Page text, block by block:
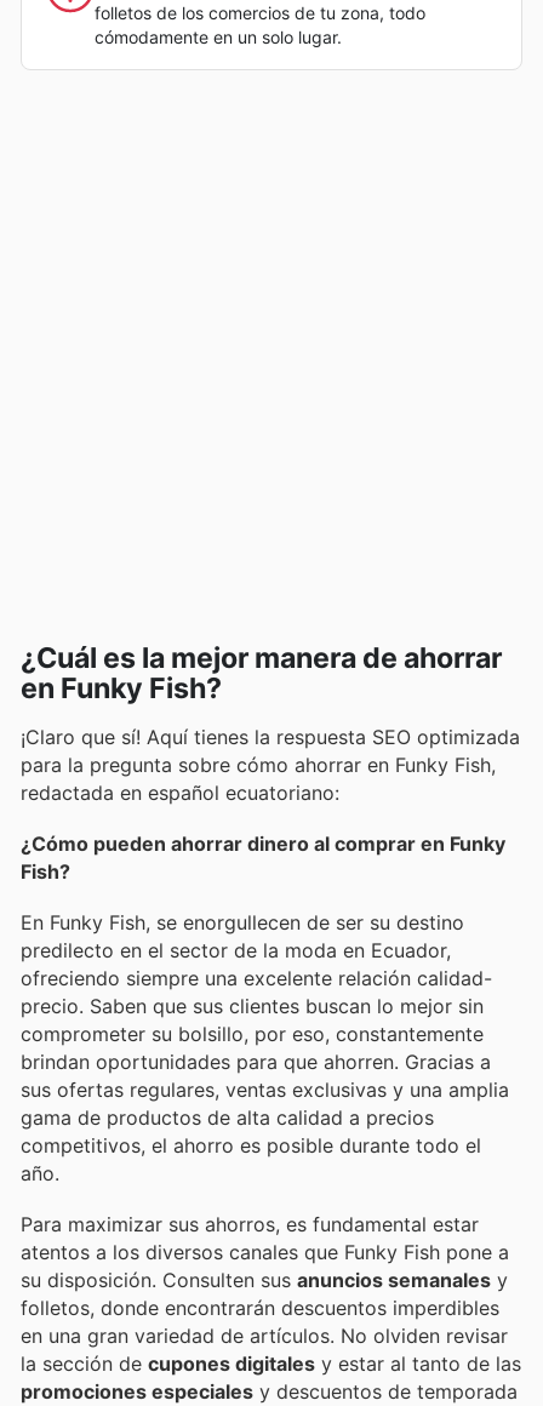
folletos de los comercios de tu zona, todo
cómodamente en un solo lugar.
¿Cuál es la mejor manera de ahorrar
en Funky Fish?
¡Claro que sí! Aquí tienes la respuesta SEO optimizada
para la pregunta sobre cómo ahorrar en Funky Fish,
redactada en español ecuatoriano:
¿Cómo pueden ahorrar dinero al comprar en Funky
Fish?
En Funky Fish, se enorgullecen de ser su destino
predilecto en el sector de la moda en Ecuador,
ofreciendo siempre una excelente relación calidad-
precio. Saben que sus clientes buscan lo mejor sin
comprometer su bolsillo, por eso, constantemente
brindan oportunidades para que ahorren. Gracias a
sus ofertas regulares, ventas exclusivas y una amplia
gama de productos de alta calidad a precios
competitivos, el ahorro es posible durante todo el
año.
Para maximizar sus ahorros, es fundamental estar
atentos a los diversos canales que Funky Fish pone a
su disposición. Consulten sus anuncios semanales y
folletos, donde encontrarán descuentos imperdibles
en una gran variedad de artículos. No olviden revisar
la sección de cupones digitales y estar al tanto de las
promociones especiales y descuentos de temporada